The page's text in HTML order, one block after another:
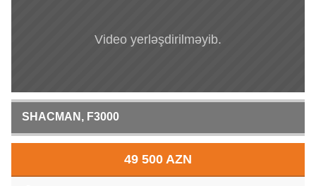
Video yerləşdirilməyib.
SHACMAN, F3000
49 500 AZN